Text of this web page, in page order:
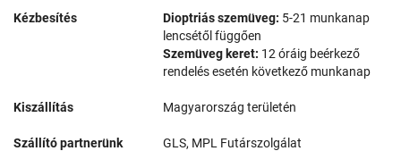
Kézbesítés Dioptriás szemüveg: 5-21 munkanap
lencsétől függően
Szemüveg keret: 12 óráig beérkező
rendelés esetén következő munkanap
Kiszállítás Magyarország területén
Szállító partnerünk GLS, MPL Futárszolgálat